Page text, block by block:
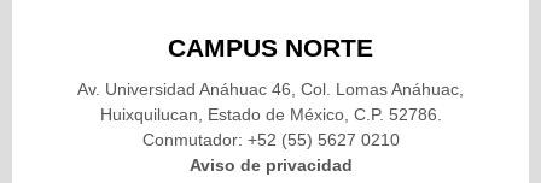
CAMPUS NORTE
Av. Universidad Anáhuac 46, Col. Lomas Anáhuac,
Huixquilucan, Estado de México, C.P. 52786.
Conmutador: +52 (55) 5627 0210
Aviso de privacidad